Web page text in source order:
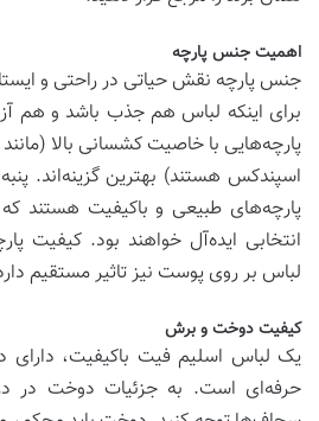
اهمیت جنس پارچه
جنس پارچه نقش حیاتی در راحتی و
برای اینکه لباس هم جذب باشد و هم
پارچه‌هایی با خاصیت کشسانی بالا
اسپندکس هستند) بهترین گزینه‌اند.
پارچه‌های طبیعی و باکیفیت هستند
انتخابی ایده‌آل خواهند بود. کیفیت
لباس بر روی پوست نیز تاثیر مستقیم
کیفیت دوخت و برش
یک لباس اسلیم فیت باکیفیت،
حرفه‌ای است. به جزئیات دوخت در